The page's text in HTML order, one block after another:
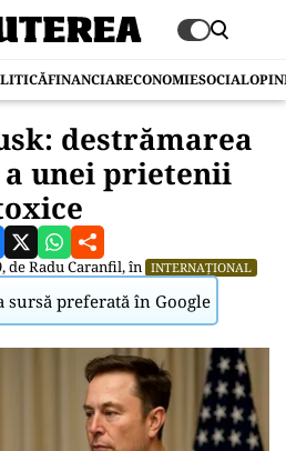
FINANCIARECONOMIESOCIAL
destrămarea
unei prietenii
deRadu Caranfil, în INTERNAȚIONAL
sursă preferată în Google